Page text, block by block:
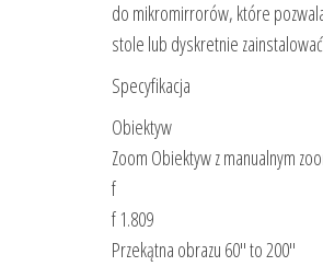
do mikromirrorów, które
stole lub dyskretnie
Specyfikacja
Obiektyw
Zoom Obiektyw z manualnym
f
f 1.809
Przekątna obrazu 60″ to 200″